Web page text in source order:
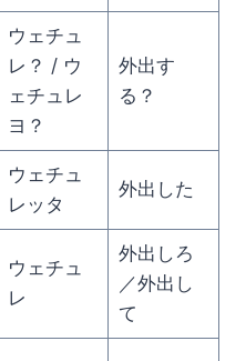
ウェチュ
レ？ / ウ
ェチュレ
ヨ？
外出す
る？
ウェチュ
レッタ
外出した
ウェチュ
レ
外出しろ
／外出し
て